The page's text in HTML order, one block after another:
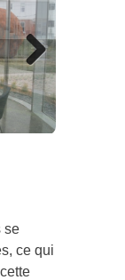
Next
se
ce qui